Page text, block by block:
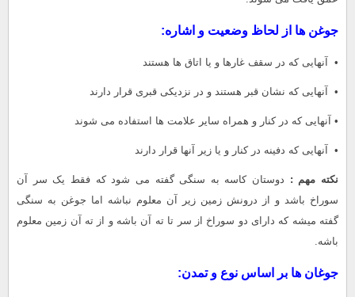
جوغن ها از لحاظ وضعیت و اشاره:
• آنهایی که در سقف غارها و یا اتاق ها هستند
• آنهایی که نشان قبر هستند و در نزدیکی قبری قرار دارند
• آنهایی که در کنار و همراه سایر علامت ها استفاده می شوند
• آنهایی که دفینه در کنار و یا زیر آنها قرار دارند
نکته مهم : دوستان کاسه به سنگی گفته می شود که فقط یک سر آن
سوراخ باشد و از درونش زمین زیر آن معلوم نباشه اما جوغن به سنگی
گفته میشه که دارای دو سوراخ از سر تا ته آن باشه و از ته آن زمین معلوم
باشه.
جوغان ها بر اساس نوع و تمدن: